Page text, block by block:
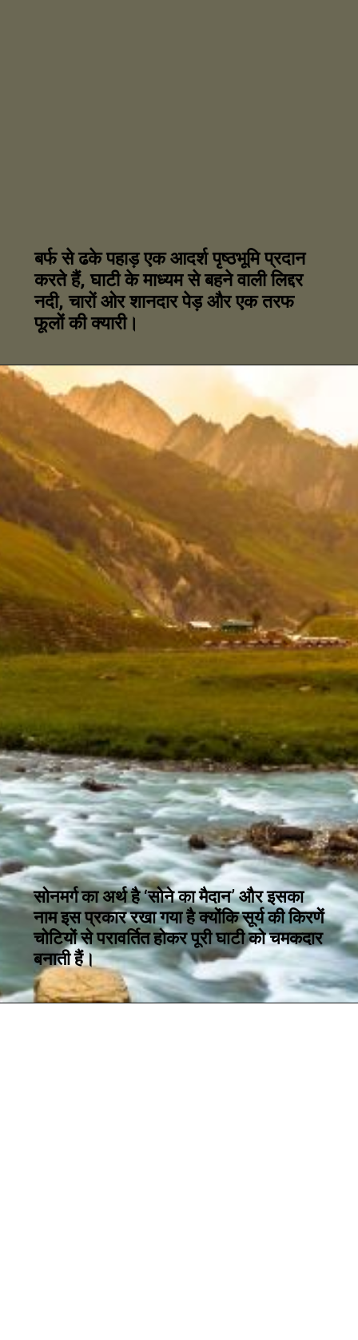
बर्फ से ढके पहाड़ एक आदर्श पृष्ठभूमि प्रदान
करते हैं, घाटी के माध्यम से बहने वाली लिद्दर
नदी, चारों ओर शानदार पेड़ और एक तरफ
फूलों की क्यारी।
सोनमर्ग का अर्थ है ‘सोने का मैदान’ और इसका
नाम इस प्रकार रखा गया है क्योंकि सूर्य की किरणें
चोटियों से परावर्तित होकर पूरी घाटी को चमकदार
बनाती हैं।